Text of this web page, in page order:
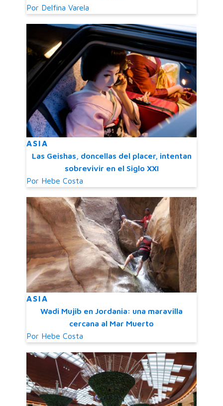
Por Delfina Varela
ASIA
Las Geishas, doncellas del placer, intentan
sobrevivir en el Siglo XXI
Por Hebe Costa
ASIA
Wadi Mujib en Jordania: una maravilla
cercana al Mar Muerto
Por Hebe Costa